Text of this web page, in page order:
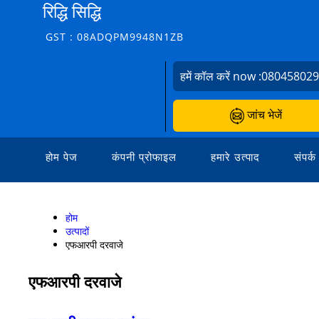
रिद्धि सिद्धि
GST : 08ADQPM9948N1ZB
हमें कॉल करें now :
जांच भेजें
होम पेज कंपनी प्रोफाइल हमारे उत्पाद
होम
उत्पादों
एफआरपी दरवाजे
एफआरपी दरवाजे